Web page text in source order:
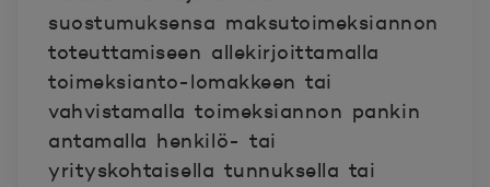
suostumuksensa maksutoimeksiannon
toteuttamiseen allekirjoittamalla
toimeksianto-lomakkeen tai
vahvistamalla toimeksiannon pankin
antamalla henkilö- tai
yrityskohtaisella tunnuksella tai